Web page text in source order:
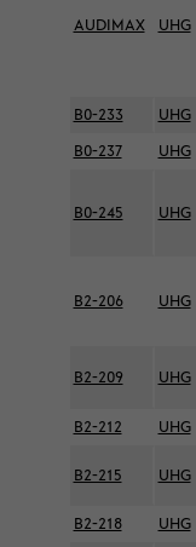
AUDIMAX UHG
B0-233 UHG
B0-237
UHG
B0-245 UHG
B2-206 UHG
B2-209 UHG
B2-212 UHG
B2-215 UHG
B2-218 UHG